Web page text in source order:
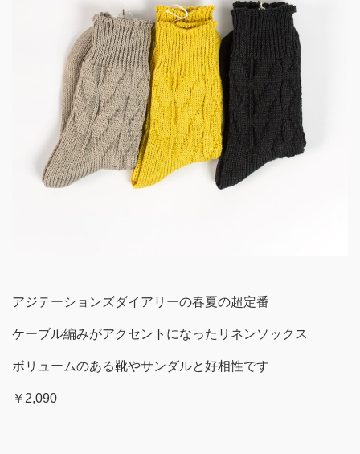
アジテーションズダイアリーの春夏の超定番
ケーブル編みがアクセントになったリネンソックス
ボリュームのある靴やサンダルと好相性です
￥2,090